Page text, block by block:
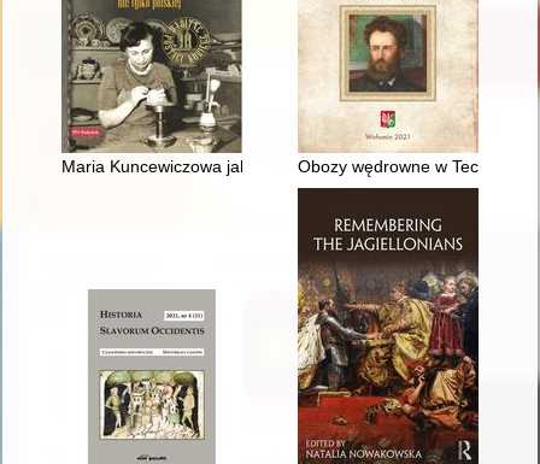
Maria Kuncewiczowa jako pisarka i ambasadorka swojej
Obozy wędrowne w Technikum